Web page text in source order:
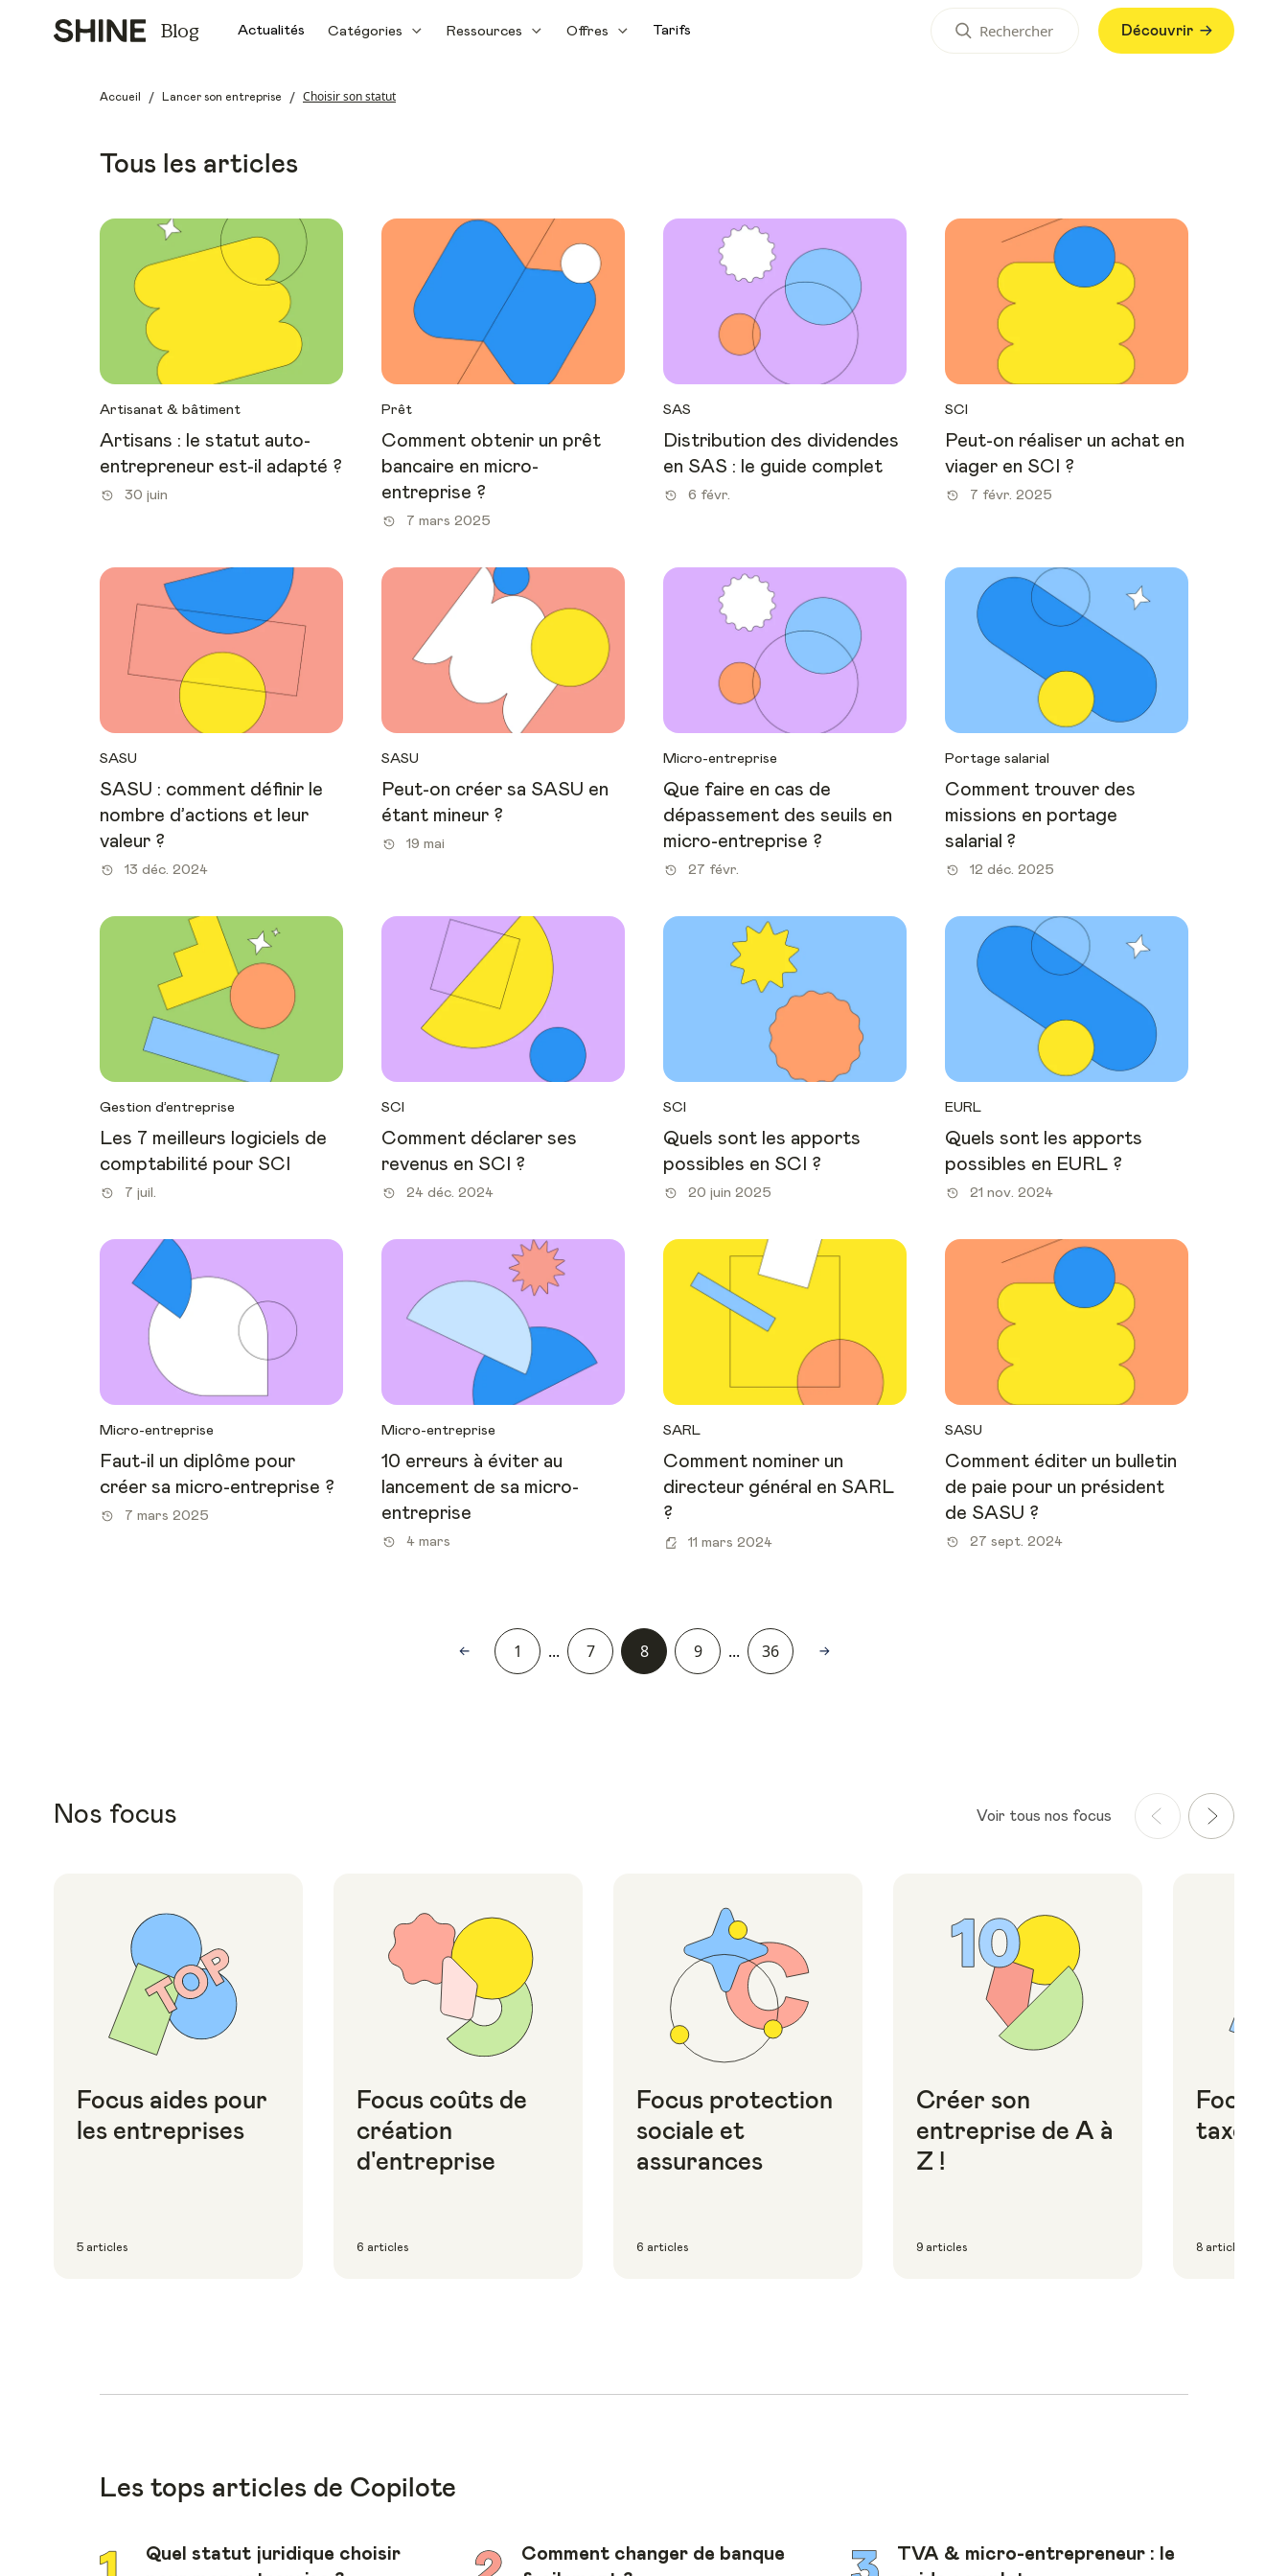
Blog Actualités Catégories Ressources Offres Tarifs Découvrir
Accueil / Lancer son entreprise / Choisir son statut
Tous les articles
Artisanat & bâtiment
Artisans : le statut auto-
entrepreneur est-il adapté ?
30 juin
Prêt
Comment obtenir un prêt
bancaire en micro-
entreprise ?
7 mars 2025
SAS
Distribution des dividendes
en SAS : le guide complet
6 févr.
SCI
Peut-on réaliser un achat en
viager en SCI ?
7 févr. 2025
SASU
SASU : comment définir le
nombre d’actions et leur
valeur ?
13 déc. 2024
SASU
Peut-on créer sa SASU en
étant mineur ?
19 mai
Micro-entreprise
Que faire en cas de
dépassement des seuils en
micro-entreprise ?
27 févr.
Portage salarial
Comment trouver des
missions en portage
salarial ?
12 déc. 2025
Gestion d’entreprise
Les 7 meilleurs logiciels de
comptabilité pour SCI
7 juil.
SCI
Comment déclarer ses
revenus en SCI ?
24 déc. 2024
SCI
Quels sont les apports
possibles en SCI ?
20 juin 2025
EURL
Quels sont les apports
possibles en EURL ?
21 nov. 2024
Micro-entreprise
Faut-il un diplôme pour
créer sa micro-entreprise ?
7 mars 2025
Micro-entreprise
10 erreurs à éviter au
lancement de sa micro-
entreprise
4 mars
SARL
Comment nominer un
directeur général en SARL
?
11 mars 2024
SASU
Comment éditer un bulletin
de paie pour un président
de SASU ?
27 sept. 2024
1 ... 7 8 9 ... 36
Nos focus Voir tous nos focus
Focus aides pour
les entreprises
5 articles
Focus coûts de
création
d'entreprise
6 articles
Focus protection
sociale et
assurances
6 articles
Créer son
entreprise de A à
Z !
9 articles
Focus
taxes
8 articles
Les tops articles de Copilote
Quel statut juridique choisir
Comment changer de banque
TVA & micro-entrepreneur : le